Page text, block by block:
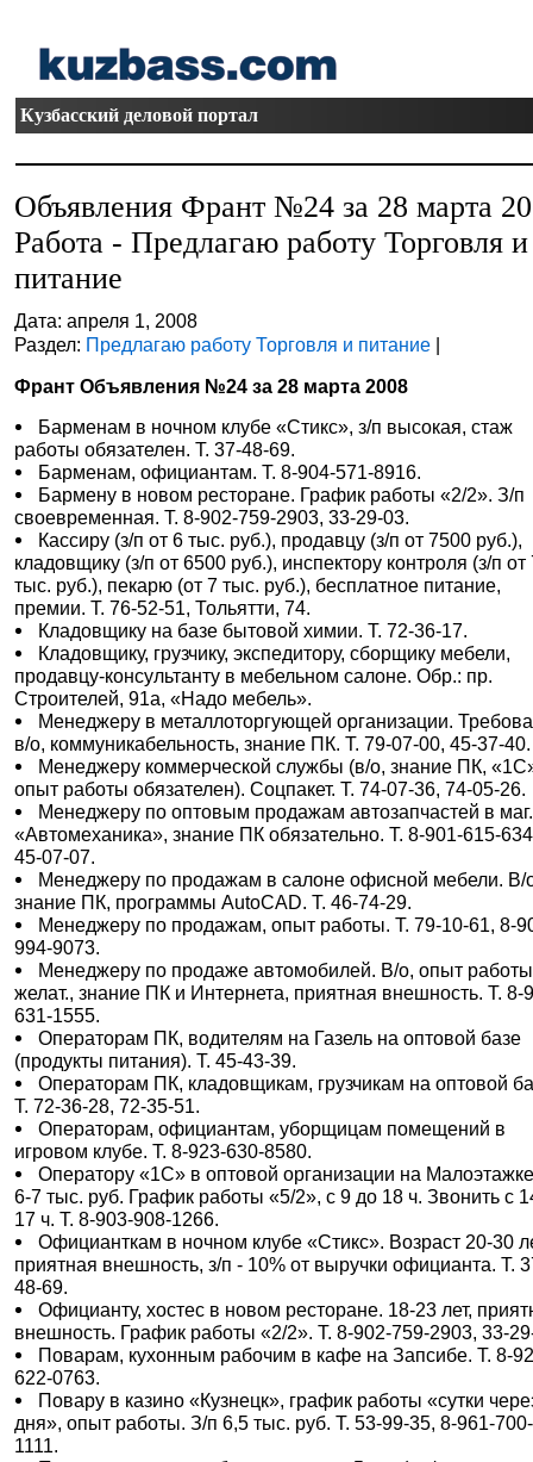
Кузбасский деловой портал
Объявления Франт №24 за 28 марта
Работа - Предлагаю работу Торговля и
питание
Дата: апреля 1, 2008
Раздел: Предлагаю работу Торговля и питание |
Франт Объявления №24 за 28 марта 2008
Барменам в ночном клубе «Стикс», з/п высокая, стаж
работы обязателен. Т. 37-48-69.
Барменам, официантам. Т. 8-904-571-8916.
Бармену в новом ресторане. График работы «2/2». З/п
своевременная. Т. 8-902-759-2903, 33-29-03.
Кассиру (з/п от 6 тыс. руб.), продавцу (з/п от 7500 руб.),
кладовщику (з/п от 6500 руб.), инспектору контроля (з/п от
тыс. руб.), пекарю (от 7 тыс. руб.), бесплатное питание,
премии. Т. 76-52-51, Тольятти, 74.
Кладовщику на базе бытовой химии. Т. 72-36-17.
Кладовщику, грузчику, экспедитору, сборщику мебели,
продавцу-консультанту в мебельном салоне. Обр.: пр.
Строителей, 91а, «Надо мебель».
Менеджеру в металлоторгующей организации.
в/о, коммуникабельность, знание ПК. Т. 79-07-00, 45-37-40.
Менеджеру коммерческой службы (в/о, знание ПК,
опыт работы обязателен). Соцпакет. Т. 74-07-36, 74-05-26.
Менеджеру по оптовым продажам автозапчастей в маг.
«Автомеханика», знание ПК обязательно. Т. 8-901-615-
45-07-07.
Менеджеру по продажам в салоне офисной мебели. В/
знание ПК, программы AutoCAD. Т. 46-74-29.
Менеджеру по продажам, опыт работы. Т. 79-10-61, 8-
994-9073.
Менеджеру по продаже автомобилей. В/о, опыт работы
желат., знание ПК и Интернета, приятная внешность. Т. 8-
631-1555.
Операторам ПК, водителям на Газель на оптовой базе
(продукты питания). Т. 45-43-39.
Операторам ПК, кладовщикам, грузчикам на оптовой
Т. 72-36-28, 72-35-51.
Операторам, официантам, уборщицам помещений в
игровом клубе. Т. 8-923-630-8580.
Оператору «1С» в оптовой организации на
6-7 тыс. руб. График работы «5/2», с 9 до 18 ч. Звонить с
17 ч. Т. 8-903-908-1266.
Официанткам в ночном клубе «Стикс». Возраст 20-30
приятная внешность, з/п - 10% от выручки официанта. Т.
48-69.
Официанту, хостес в новом ресторане. 18-23 лет,
внешность. График работы «2/2». Т. 8-902-759-2903, 33-
Поварам, кухонным рабочим в кафе на Запсибе. Т. 8-
622-0763.
Повару в казино «Кузнецк», график работы «сутки
дня», опыт работы. З/п 6,5 тыс. руб. Т. 53-99-35, 8-961-700-
1111.